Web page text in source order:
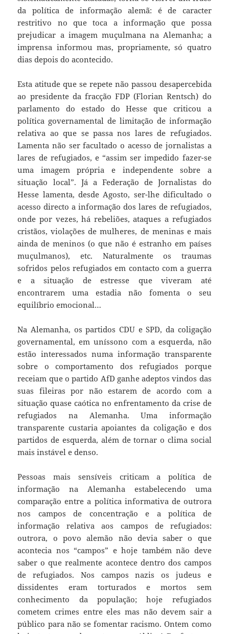
da política de informação alemã: é de caracter
restritivo no que toca a informação que possa
prejudicar a imagem muçulmana na Alemanha; a
imprensa informou mas, propriamente, só quatro
dias depois do acontecido.
Esta atitude que se repete não passou desapercebida
ao presidente da fracção FDP (Florian Rentsch) do
parlamento do estado do Hesse que criticou a
política governamental de limitação de informação
relativa ao que se passa nos lares de refugiados.
Lamenta não ser facultado o acesso de jornalistas a
lares de refugiados, e “assim ser impedido fazer-se
uma imagem própria e independente sobre a
situação local”. Já a Federação de Jornalistas do
Hesse lamenta, desde Agosto, ser-lhe dificultado o
acesso directo a informação dos lares de refugiados,
onde por vezes, há rebeliões, ataques a refugiados
cristãos, violações de mulheres, de meninas e mais
ainda de meninos (o que não é estranho em países
muçulmanos), etc. Naturalmente os traumas
sofridos pelos refugiados em contacto com a guerra
e a situação de estresse que viveram até
encontrarem uma estadia não fomenta o seu
equilíbrio emocional…
Na Alemanha, os partidos CDU e SPD, da coligação
governamental, em uníssono com a esquerda, não
estão interessados numa informação transparente
sobre o comportamento dos refugiados porque
receiam que o partido AfD ganhe adeptos vindos das
suas fileiras por não estarem de acordo com a
situação quase caótica no enfrentamento da crise de
refugiados na Alemanha. Uma informação
transparente custaria apoiantes da coligação e dos
partidos de esquerda, além de tornar o clima social
mais instável e denso.
Pessoas mais sensíveis criticam a política de
informação na Alemanha estabelecendo uma
comparação entre a política informativa de outrora
nos campos de concentração e a política de
informação relativa aos campos de refugiados:
outrora, o povo alemão não devia saber o que
acontecia nos “campos” e hoje também não deve
saber o que realmente acontece dentro dos campos
de refugiados. Nos campos nazis os judeus e
dissidentes eram torturados e mortos sem
conhecimento da população; hoje refugiados
cometem crimes entre eles mas não devem sair a
público para não se fomentar racismo. Ontem como